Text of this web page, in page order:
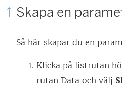
Skapa en
Så här skapar du en
Klicka på listrutan
rutan Data och välj